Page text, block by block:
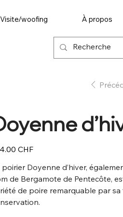
Visite/woofing À propos
CHF
poirier Doyenne d’hiver,
de Bergamote de Pentecôte,
de poire remarquable par sa